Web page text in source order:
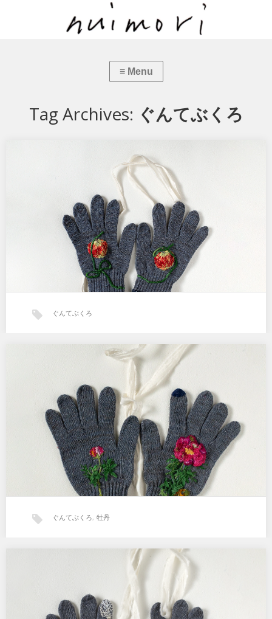
Tag Archives: ぐんてぶくろ
Mサイズ約20×12cm りんごに緑のリボン。りんごの香りが好きで、
しばらく置いて香りを楽しんでから食べます。…
ぐんてぶくろ
Mサイズ約20×12cm 色鮮やかなパキッとしたピンクの牡丹。 使う時
に、気分もあがるかな。あがるといいなあ。…
ぐんてぶくろ, 牡丹
ぐんてぶくろ 「キヌガサタケ」
Mサイズ約20×12cm キノコは見た目からして魅力的です。 「キヌガ
サタケ」は「キノコの女王様」と言われてい…